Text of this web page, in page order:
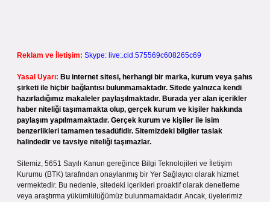
Reklam ve İletişim: Skype: live:.cid.575569c608265c69
Yasal Uyarı: Bu internet sitesi, herhangi bir marka, kurum veya şahıs
şirketi ile hiçbir bağlantısı bulunmamaktadır. Sitede yalnızca kendi
hazırladığımız makaleler paylaşılmaktadır. Burada yer alan içerikler
haber niteliği taşımamakta olup, gerçek kurum ve kişiler hakkında
paylaşım yapılmamaktadır. Gerçek kurum ve kişiler ile isim
benzerlikleri tamamen tesadüfidir. Sitemizdeki bilgiler taslak
halindedir ve tavsiye niteliği taşımazlar.
Sitemiz, 5651 Sayılı Kanun gereğince Bilgi Teknolojileri ve İletişim
Kurumu (BTK) tarafından onaylanmış bir Yer Sağlayıcı olarak hizmet
vermektedir. Bu nedenle, sitedeki içerikleri proaktif olarak denetleme
veya araştırma yükümlülüğümüz bulunmamaktadır. Ancak, üyelerimiz